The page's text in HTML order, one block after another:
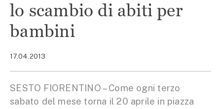
lo scambio di abiti per
bambini
17.04.2013
SESTO FIORENTINO – Come ogni terzo
sabato del mese torna il 20 aprile in piazza